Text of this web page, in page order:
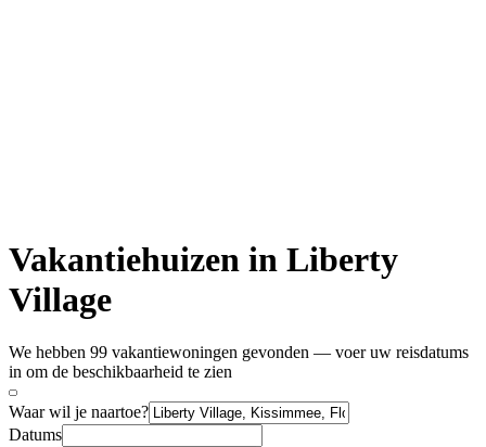
Vakantiehuizen in Liberty
Village
We hebben 99 vakantiewoningen gevonden — voer uw reisdatums
in om de beschikbaarheid te zien
Waar wil je naartoe?
Datums